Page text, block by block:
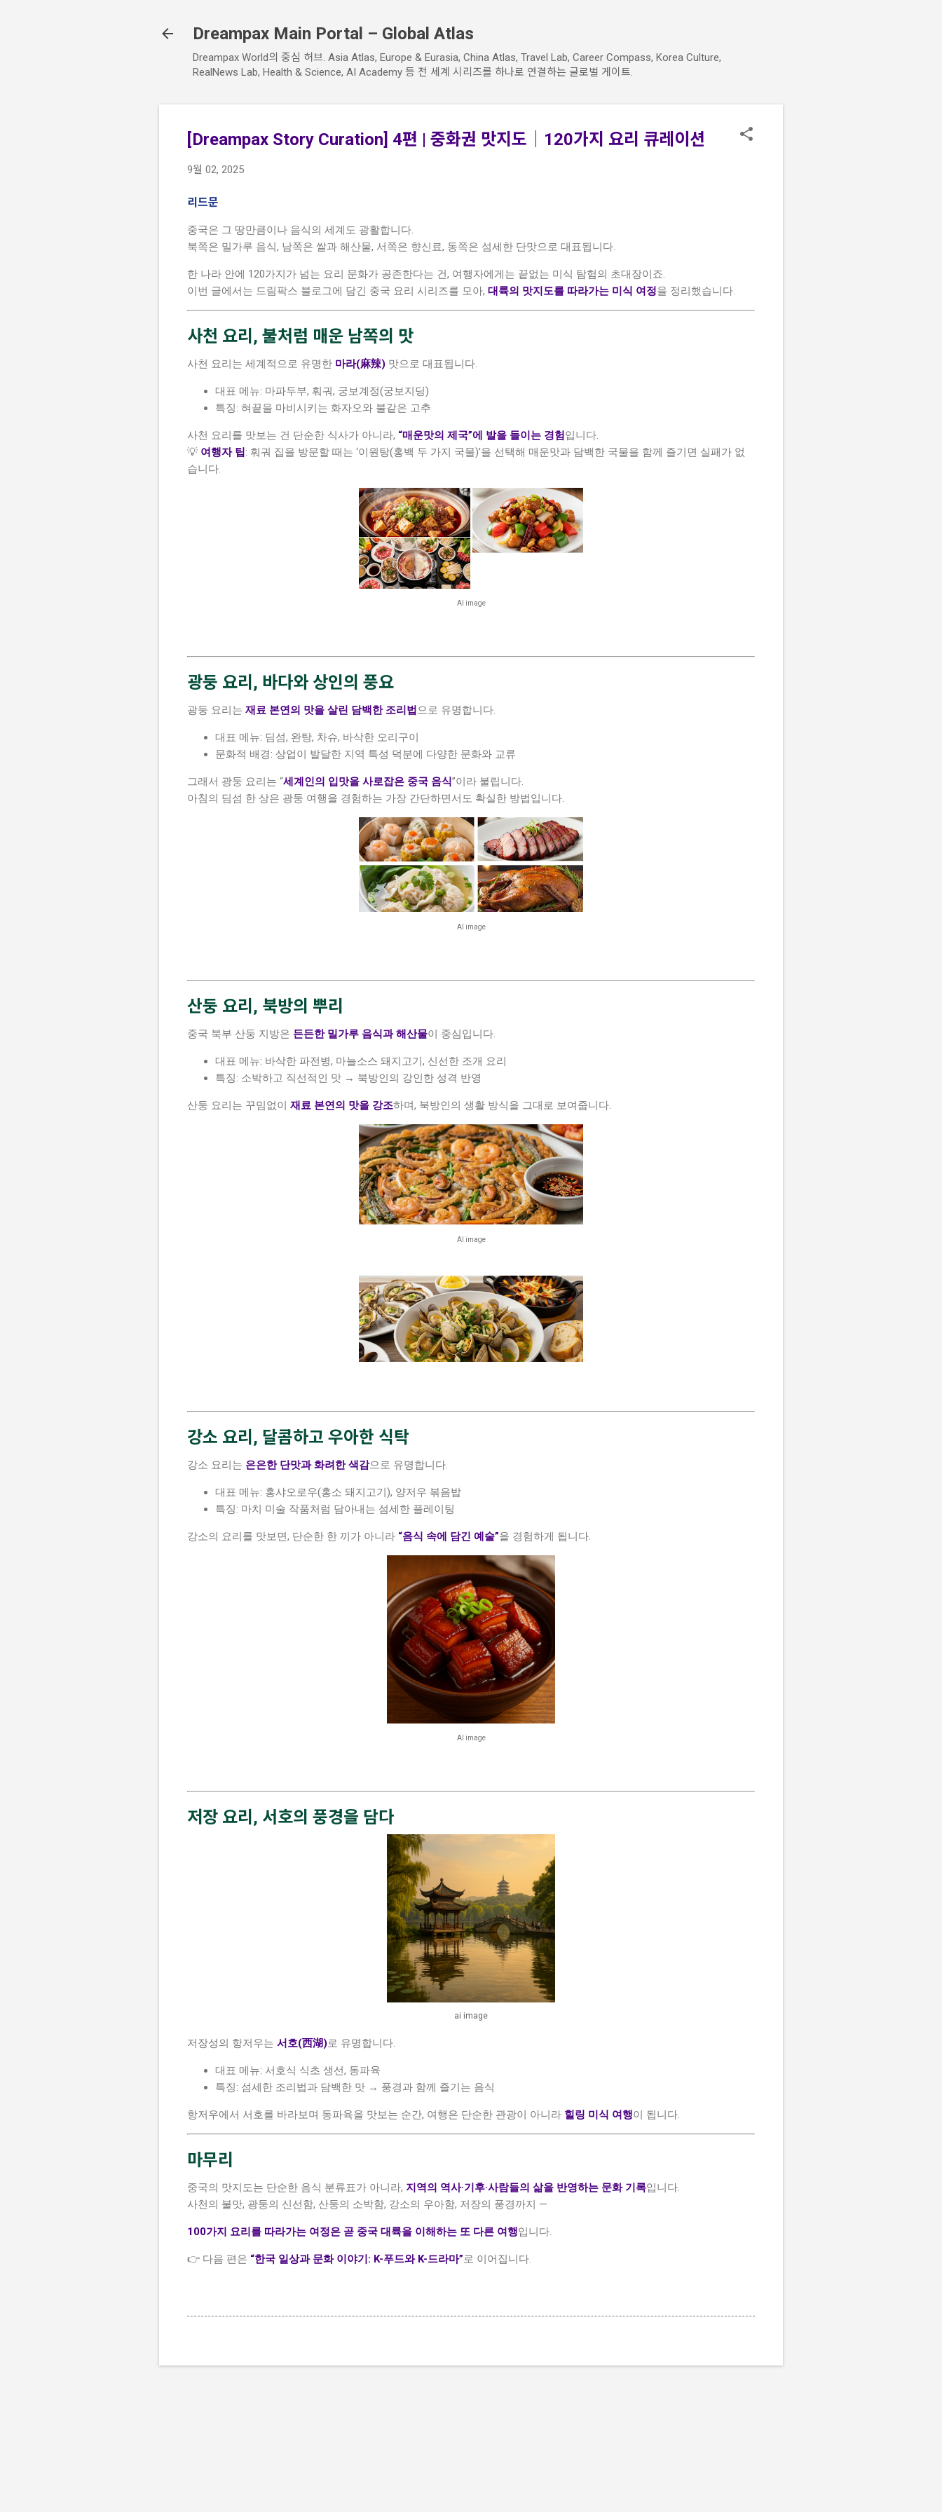
Dreampax Main Portal – Global Atlas
Dreampax World의 중심 허브. Asia Atlas, Europe & Eurasia, China Atlas, Travel Lab, Career Compass, Korea Culture,
RealNews Lab, Health & Science, AI Academy 등 전 세계 시리즈를 하나로 연결하는 글로벌 게이트.
[Dreampax Story Curation] 4편 | 중화권 맛지도│120가지 요리 큐레이션
9월 02, 2025
리드문
중국은 그 땅만큼이나 음식의 세계도 광활합니다.
북쪽은 밀가루 음식, 남쪽은 쌀과 해산물, 서쪽은 향신료, 동쪽은 섬세한 단맛으로 대표됩니다.
한 나라 안에 120가지가 넘는 요리 문화가 공존한다는 건, 여행자에게는 끝없는 미식 탐험의 초대장이죠.
이번 글에서는 드림팍스 블로그에 담긴 중국 요리 시리즈를 모아, 대륙의 맛지도를 따라가는 미식 여정을 정리했습니다.
사천 요리, 불처럼 매운 남쪽의 맛
사천 요리는 세계적으로 유명한 마라(麻辣) 맛으로 대표됩니다.
대표 메뉴: 마파두부, 훠궈, 궁보계정(궁보지딩)
특징: 혀끝을 마비시키는 화자오와 불같은 고추
사천 요리를 맛보는 건 단순한 식사가 아니라, “매운맛의 제국”에 발을 들이는 경험입니다.
💡 여행자 팁: 훠궈 집을 방문할 때는 ‘이원탕(홍백 두 가지 국물)’을 선택해 매운맛과 담백한 국물을 함께 즐기면 실패가 없
습니다.
AI image
광둥 요리, 바다와 상인의 풍요
광둥 요리는 재료 본연의 맛을 살린 담백한 조리법 으로 유명합니다.
대표 메뉴: 딤섬, 완탕, 차슈, 바삭한 오리구이
문화적 배경: 상업이 발달한 지역 특성 덕분에 다양한 문화와 교류
그래서 광둥 요리는 “세계인의 입맛을 사로잡은 중국 음식”이라 불립니다.
아침의 딤섬 한 상은 광둥 여행을 경험하는 가장 간단하면서도 확실한 방법입니다.
AI image
산둥 요리, 북방의 뿌리
중국 북부 산둥 지방은 든든한 밀가루 음식과 해산물이 중심입니다.
대표 메뉴: 바삭한 파전병, 마늘소스 돼지고기, 신선한 조개 요리
특징: 소박하고 직선적인 맛 → 북방인의 강인한 성격 반영
산둥 요리는 꾸밈없이 재료 본연의 맛을 강조하며, 북방인의 생활 방식을 그대로 보여줍니다.
AI image
강소 요리, 달콤하고 우아한 식탁
강소 요리는 은은한 단맛과 화려한 색감으로 유명합니다.
대표 메뉴: 홍샤오로우(홍소 돼지고기), 양저우 볶음밥
특징: 마치 미술 작품처럼 담아내는 섬세한 플레이팅
강소의 요리를 맛보면, 단순한 한 끼가 아니라 “음식 속에 담긴 예술”을 경험하게 됩니다.
AI image
저장 요리, 서호의 풍경을 담다
ai image
저장성의 항저우는 서호(西湖)로 유명합니다.
대표 메뉴: 서호식 식초 생선, 동파육
특징: 섬세한 조리법과 담백한 맛 → 풍경과 함께 즐기는 음식
항저우에서 서호를 바라보며 동파육을 맛보는 순간, 여행은 단순한 관광이 아니라 힐링 미식 여행이 됩니다.
마무리
중국의 맛지도는 단순한 음식 분류표가 아니라, 지역의 역사·기후·사람들의 삶을 반영하는 문화 기록입니다.
사천의 불맛, 광둥의 신선함, 산둥의 소박함, 강소의 우아함, 저장의 풍경까지 —
100가지 요리를 따라가는 여정은 곧 중국 대륙을 이해하는 또 다른 여행입니다.
👉 다음 편은 “한국 일상과 문화 이야기: K-푸드와 K-드라마”로 이어집니다.